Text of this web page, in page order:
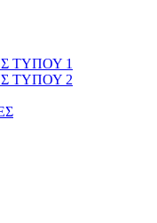
ΤΥΠΟΥ 1
ΤΥΠΟΥ 2